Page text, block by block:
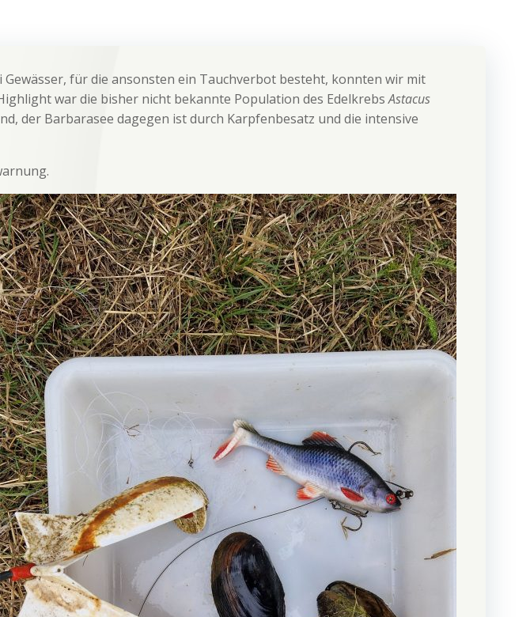
Gewässer, für die ansonsten ein Tauchverbot besteht, konnten wir mit
war die bisher nicht bekannte Population des EdelkrebsAstacus
der Barbarasee dagegen ist durch Karpfenbesatz und die intensive